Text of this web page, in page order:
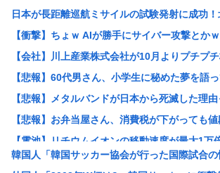
日本が長距離巡航ミサイルの試験発射に成功
【衝撃】ちょｗ AIが勝手にサイバー攻撃とか
【会社】川上産業株式会社が10月よりプチプ
【悲報】60代男さん、小学生に秘めた夢を語
【悲報】メタルバンドが日本から死滅した理
【悲報】お弁当屋さん、消費税が下がっても
【電池】リチウムイオンの移動速度が最大1万
【悲報】ワイ「子供2人目欲しいんやが、、、
韓国人「韓国サッカー協会が行った国際試合